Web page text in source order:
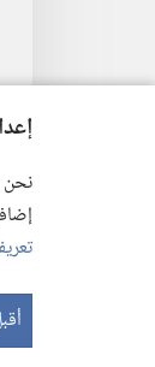
نحن